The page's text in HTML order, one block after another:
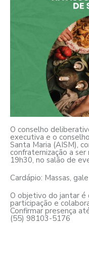
O conselho
executiva e o
Santa Maria (AISM),
confraternização a
19h30, no salão de
Cardápio: Massas,
O objetivo do jantar é
participação e
Confirmar presença
(55) 98103-5176